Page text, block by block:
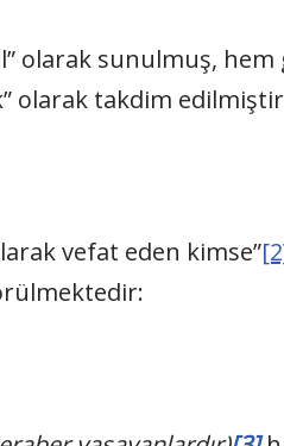
olarak sunulmuş, hem
olarak takdim
vefat eden kimse”